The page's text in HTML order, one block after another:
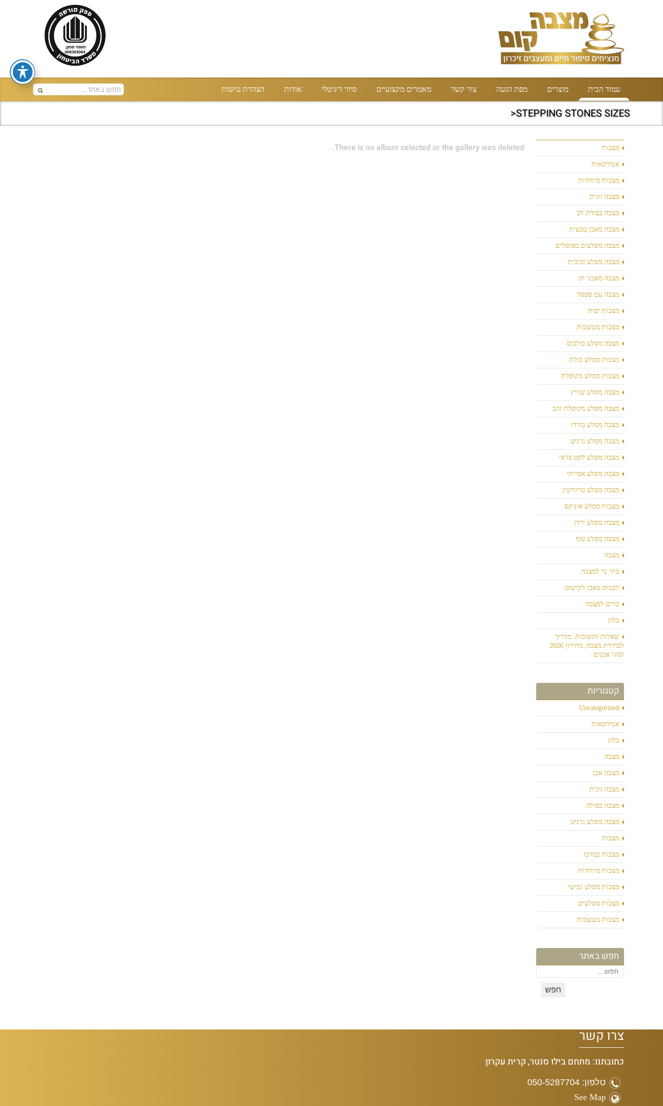
עמוד הבית מוצרים מפת הגעה צור קשר מאמרים מקצועיים סיור דיגיטלי אודות הצהרת נגישות
STEPPING STONES SIZES<
מצבות
אנדרטאות
מצבות מיוחדות
מצבה זוגית
מצבה בצורת לב
מצבה מאבן טבעית
מצבה מסלעים מפוסלים
מצבה מסלע זכוכית
מצבה מאבני חן
מצבה עם ספסל
מצבות יפות
מצבות מעוצבות
מצבה מסלע בולבוס
מצבות מסלע בזלת
מצבות מסלע מקופלת
מצבה מסלע שוויץ
מצבה מסלע מקופלת זהב
מצבה מסלע בורדו
מצבה מסלע גרניט
מצבה מסלע לקט פראי
מצבה מסלע אסייתי
מצבה מסלע טרוורטין
מצבות מסלע אוניקס
מצבה מסלע ירדן
מצבה מסלע טוף
מצבה
בתי נר למצבה
לבבות מאבן לקישוט
כדים למצבה
בלוג
שאלות ותשובות: מדריך
לבחירת מצבה, מחירון 2026
וסוגי אבנים
קטגוריות
Uncategorized
אנדרטאות
בלוג
מצבה
מצבה אבן
מצבה זוגית
מצבה כפולה
מצבה מסלע גרניט
מצבות
מצבות במרכז
מצבות מיוחדות
מצבות מסלע גבישי
מצבות מסלעים
מצבות מעוצבות
חפש באתר
There is no album selected or the gallery was deleted.
צרו קשר
כתובתנו: מתחם בילו סנטר, קרית עקרון
טלפון: 050-5287704
See Map